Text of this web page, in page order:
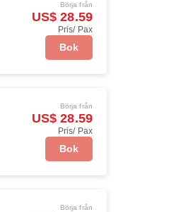
Börja från
US$ 28.59
Pris/ Pax
Bok
Börja från
US$ 28.59
Pris/ Pax
Bok
Börja från